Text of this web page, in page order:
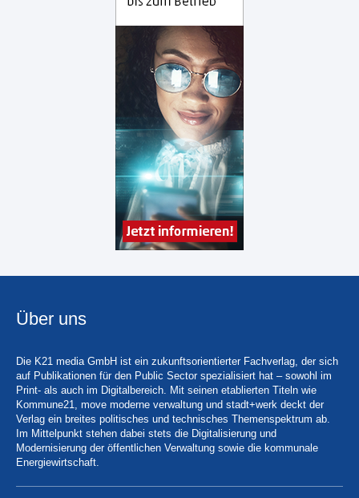
Über uns
Die K21 media GmbH ist ein zukunftsorientierter Fachverlag, der sich
auf Publikationen für den Public Sector spezialisiert hat – sowohl im
Print- als auch im Digitalbereich. Mit seinen etablierten Titeln wie
Kommune21, move moderne verwaltung und stadt+werk deckt der
Verlag ein breites politisches und technisches Themenspektrum ab.
Im Mittelpunkt stehen dabei stets die Digitalisierung und
Modernisierung der öffentlichen Verwaltung sowie die kommunale
Energiewirtschaft.